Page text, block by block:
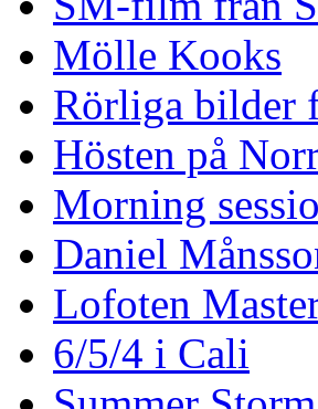
Mölle Kooks
Rörliga bilder
Hösten på
Morning
Daniel
Lofoten
6/5/4 i Cali